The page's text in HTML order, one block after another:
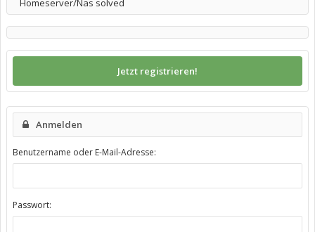
Homeserver/Nas solved
Jetzt registrieren!
Anmelden
Benutzername oder E-Mail-Adresse:
Passwort: